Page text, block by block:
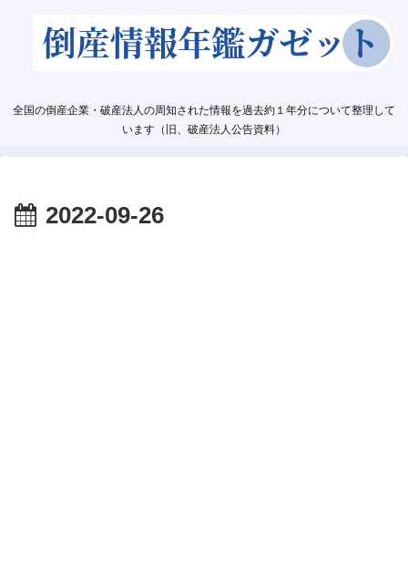
全国の倒産企業・破産法人の周知された情報を過去約１年分について整理して
います（旧、破産法人公告資料）
2022-09-26